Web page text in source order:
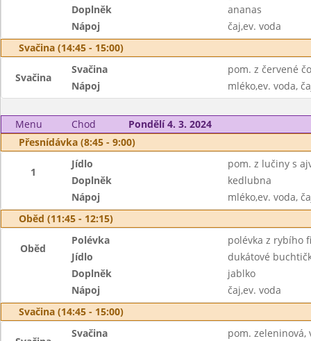
Doplněk
ananas
Nápoj
čaj,ev. voda
Svačina (14:45 - 15:00)
Svačina
Svačina
pom. z červené
Nápoj
mléko,ev. voda,
Menu Chod
Pondělí 4. 3. 2024
Přesnídávka (8:45 - 9:00)
1
Jídlo
pom. z lučiny s
Doplněk
kedlubna
Nápoj
mléko,ev. voda,
Oběd (11:45 - 12:15)
Oběd
Polévka
polévka z rybího
Jídlo
dukátové
Doplněk
jablko
Nápoj
čaj,ev. voda
Svačina (14:45 - 15:00)
Svačina
pom. zeleninová,